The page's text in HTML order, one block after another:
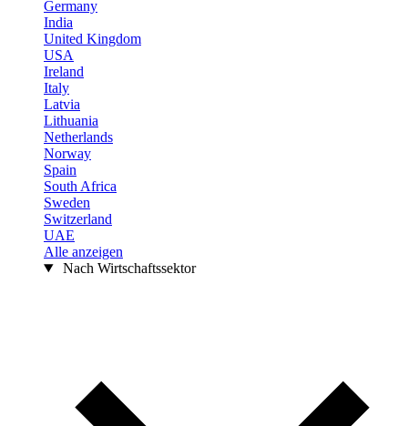
Germany
India
United Kingdom
USA
Ireland
Italy
Latvia
Lithuania
Netherlands
Norway
Spain
South Africa
Sweden
Switzerland
UAE
Alle anzeigen
Nach Wirtschaftssektor